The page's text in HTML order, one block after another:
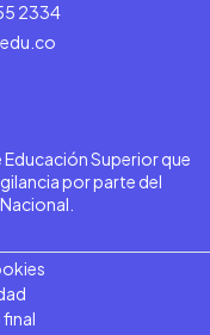
2334
Educación Superior que
por parte del